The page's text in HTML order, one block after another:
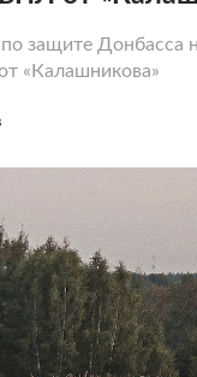
защите Донбасса
«Калашникова»